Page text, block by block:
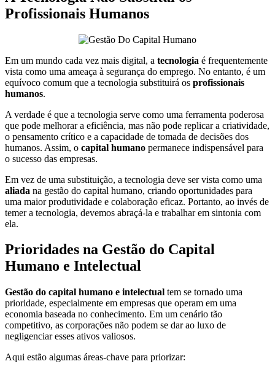
Profissionais Humanos
Em um mundo cada vez mais digital, a tecnologia é frequentemente
vista como uma ameaça à segurança do emprego. No entanto, é um
equívoco comum que a tecnologia substituirá os profissionais
humanos.
A verdade é que a tecnologia serve como uma ferramenta poderosa
que pode melhorar a eficiência, mas não pode replicar a criatividade,
o pensamento crítico e a capacidade de tomada de decisões dos
humanos. Assim, o capital humano permanece indispensável para
o sucesso das empresas.
Em vez de uma substituição, a tecnologia deve ser vista como uma
aliada na gestão do capital humano, criando oportunidades para
uma maior produtividade e colaboração eficaz. Portanto, ao invés de
temer a tecnologia, devemos abraçá-la e trabalhar em sintonia com
ela.
Prioridades na Gestão do Capital
Humano e Intelectual
Gestão do capital humano e intelectual tem se tornado uma
prioridade, especialmente em empresas que operam em uma
economia baseada no conhecimento. Em um cenário tão
competitivo, as corporações não podem se dar ao luxo de
negligenciar esses ativos valiosos.
Aqui estão algumas áreas-chave para priorizar: